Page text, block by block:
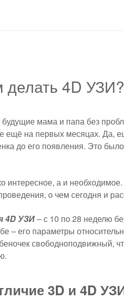
делать 4D УЗИ?
мама и папа без
ещё на первых месяцах. Да,
до его появления. Это
интересное, а и
о чем сегодня и
4D УЗИ– с 10 по 28 неделю
– его параметры
свободноподвижный,
3D и 4D